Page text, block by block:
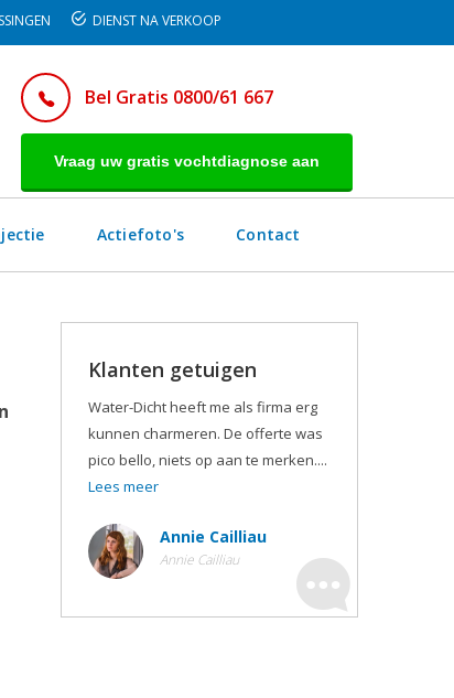
DIENST NA VERKOOP
Bel Gratis 0800/61 667
Vraag uw gratis vochtdiagnose aan
Actiefoto's Contact
Klanten getuigen
Water-Dicht heeft me als firma erg
kunnen charmeren. De offerte was
pico bello, niets op aan te merken....
Lees meer
Annie Cailliau
Annie Cailliau